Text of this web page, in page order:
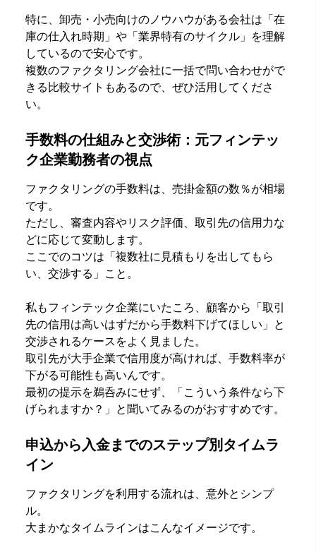
特に、卸売・小売向けのノウハウがある会社は「在
庫の仕入れ時期」や「業界特有のサイクル」を理解
しているので安心です。
複数のファクタリング会社に一括で問い合わせがで
きる比較サイトもあるので、ぜひ活用してくださ
い。
手数料の仕組みと交渉術：元フィンテッ
ク企業勤務者の視点
ファクタリングの手数料は、売掛金額の数％が相場
です。
ただし、審査内容やリスク評価、取引先の信用力な
どに応じて変動します。
ここでのコツは「複数社に見積もりを出してもら
い、交渉する」こと。
私もフィンテック企業にいたころ、顧客から「取引
先の信用は高いはずだから手数料下げてほしい」と
交渉されるケースをよく見ました。
取引先が大手企業で信用度が高ければ、手数料率が
下がる可能性も高いんです。
最初の提示を鵜呑みにせず、「こういう条件なら下
げられますか？」と聞いてみるのがおすすめです。
申込から入金までのステップ別タイムラ
イン
ファクタリングを利用する流れは、意外とシンプ
ル。
大まかなタイムラインはこんなイメージです。